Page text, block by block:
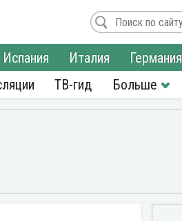
Испания Италия Германия
ТВ-гид